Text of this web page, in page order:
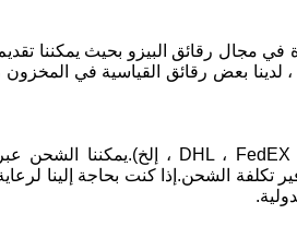
في مجال رقائق البيزو بحيث يمكننا
من اختيارك.الى جانب ذلك ، لدينا بعض رقائق القياسية في المخزون
نعم ، نقترح عليك الذهاب مع وكيل البريد السريع الذي تعرفه كثيرًا (DHL ، FedEX ، UPS ، إلخ).يمكننا الشحن عبر
الشحن.إذا كنت بحاجة إلينا